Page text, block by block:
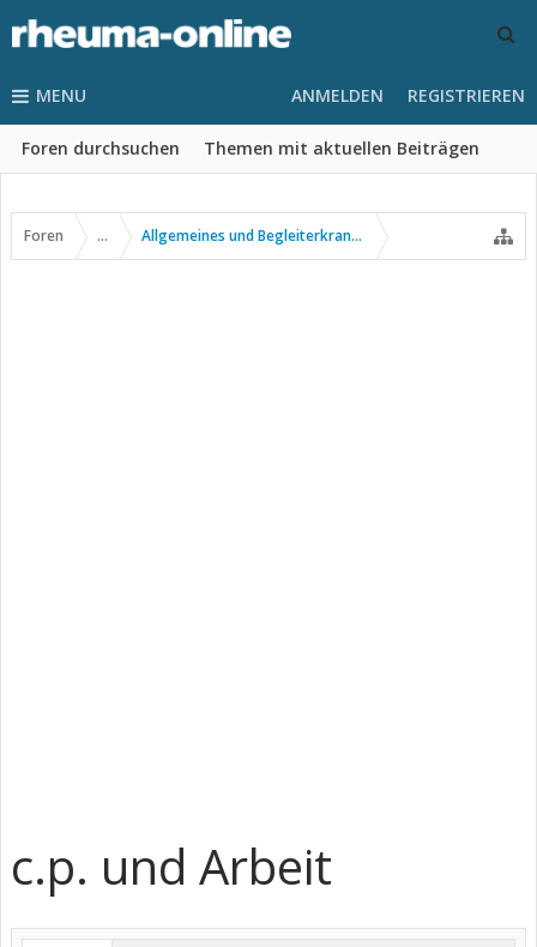
MENU
Foren durchsuchen Themen mit aktuellen Beiträgen
ANMELDEN REGISTRIEREN
Foren ... Allgemeines und Begleiterkrankungen
c.p. und Arbeit